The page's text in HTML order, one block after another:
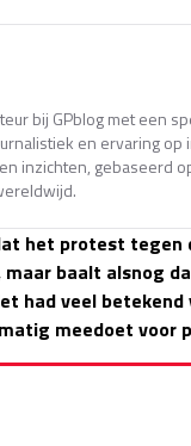
bij GPblog met een
en ervaring
inzichten, gebaseerd
het protest
maar baalt alsnog
had veel
meedoet voor